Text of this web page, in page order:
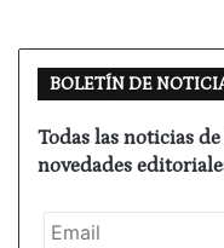
BOLETÍN DE
Todas las noticias
novedades